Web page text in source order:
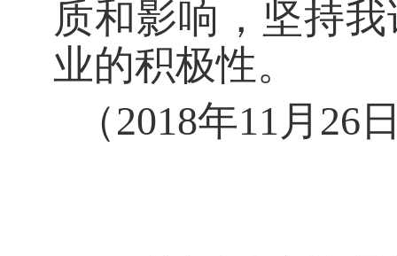
质和影响，坚持
业的积极性。
（2018年11月